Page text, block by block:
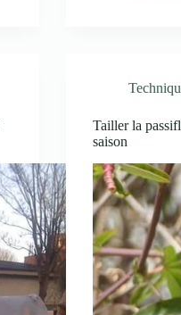
Tailler la
saison